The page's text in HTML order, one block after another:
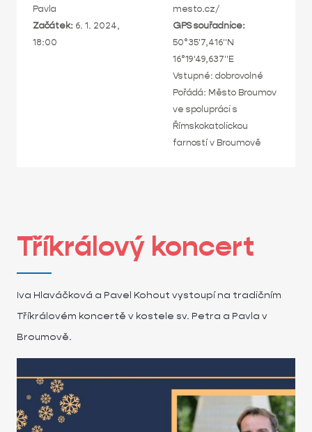
Pavla
Začátek: 6. 1. 2024,
18:00
mesto.cz/
GPS souřadnice:
50°35'7,416"N
16°19'49,637"E
Vstupné: dobrovolné
Pořádá: Město Broumov
ve spolupráci s
Římskokatolickou
farností v Broumově
Tříkrálový koncert
Iva Hlaváčková a Pavel Kohout vystoupí na tradičním
Tříkrálovém koncertě v kostele sv. Petra a Pavla v
Broumově.